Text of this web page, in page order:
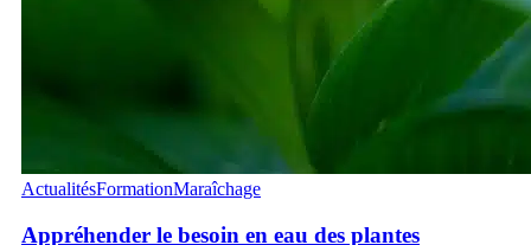
Appréhender
besoin
ActualitésFormationMaraîchage
Appréhender le besoin en eau des plantes